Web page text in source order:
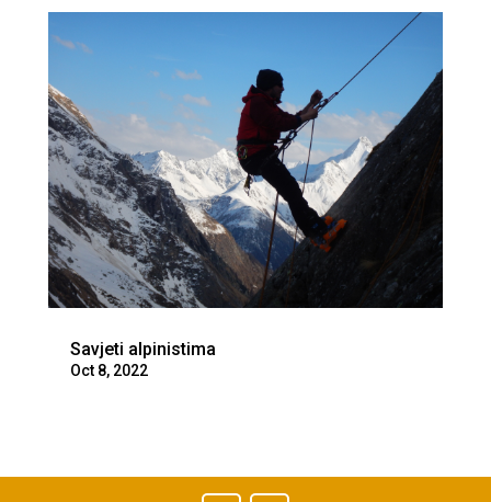
Savjeti alpinistima
Oct 8, 2022